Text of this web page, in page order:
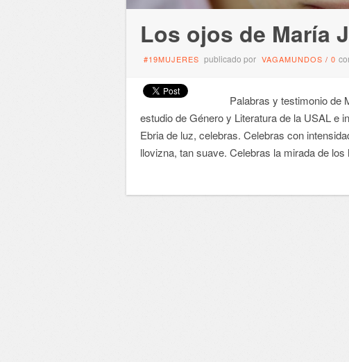
Los ojos de María
#19MUJERES publicado por VAGAMUNDOS / 0
Palabras y testimonio de
estudio de Género y Literatura de la USAL
Ebria de luz, celebras. Celebras con
llovizna, tan suave. Celebras la mirada de